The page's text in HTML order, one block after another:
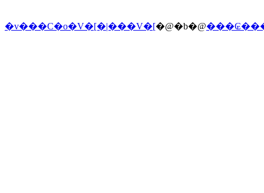
�v���C�o�V�[�|���V�[�@�b�@